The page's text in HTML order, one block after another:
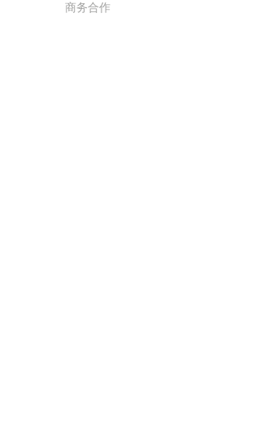
​商务合作